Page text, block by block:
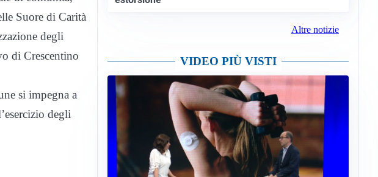
Suore di Carità
degli
di Crescentino
si impegna a
degli
Altre notizie
VIDEO PIÙ VISTI